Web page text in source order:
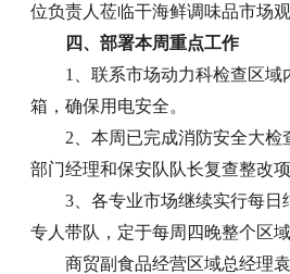
位负责人莅临干海鲜调味品市场观
四、部署本周重点工作
1、联系市场动力科检查区域
箱，确保用电安全。
2、本周已完成消防安全大检
部门经理和保安队队长复查整改
3、各专业市场继续实行每日
专人带队，定于每周四晚整个区域
商贸副食品经营区域总经理